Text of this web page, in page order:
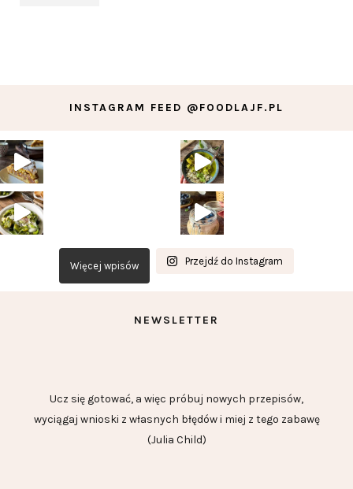
INSTAGRAM FEED @FOODLAJF.PL
Więcej wpisów Przejdź do Instagram
NEWSLETTER
Ucz się gotować, a więc próbuj nowych przepisów,
wyciągaj wnioski z własnych błędów i miej z tego zabawę
(Julia Child)